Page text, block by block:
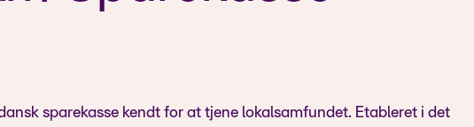
sparekasse kendt for at tjene lokalsamfundet. Etableret i det